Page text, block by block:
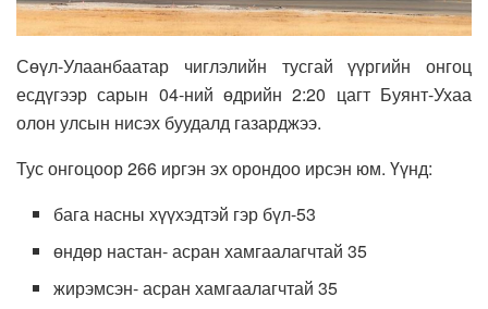
Сөүл-Улаанбаатар чиглэлийн тусгай үүргийн онгоц
есдүгээр сарын 04-ний өдрийн 2:20 цагт Буянт-Ухаа
олон улсын нисэх буудалд газарджээ.
Тус онгоцоор 266 иргэн эх орондоо ирсэн юм. Үүнд:
бага насны хүүхэдтэй гэр бүл-53
өндөр настан- асран хамгаалагчтай 35
жирэмсэн- асран хамгаалагчтай 35